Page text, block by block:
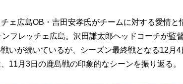
ェ広島OB・吉田安孝氏がチームに対する愛情と
フレッチェ広島。沢田謙太郎ヘッドコーチが監
いが続いているが、シーズン最終戦となる12月
11月3日の鹿島戦の印象的なシーンを振り返る。